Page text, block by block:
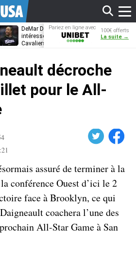
DeMar DeRozan
intéresse aussi les
Cavaliers et les
La piste
James
Pariez en ligne avec
100€ offerts
La suite →
décroche
pour le All-
Facebook
assuré de terminer à la
conférence Ouest d’ici le 2
face à Brooklyn, ce qui
coachera l’une des
All-Star Game à San